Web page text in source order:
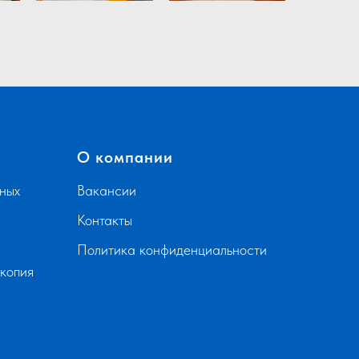
О компании
Вакансии
Контакты
Политика конфиденциальности